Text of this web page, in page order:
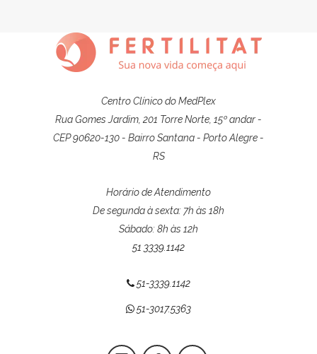
Centro Clínico do MedPlex
Rua Gomes Jardim, 201 Torre Norte, 15º andar -
CEP 90620-130 - Bairro Santana - Porto Alegre -
RS
Horário de Atendimento
De segunda à sexta: 7h às 18h
Sábado: 8h às 12h
51 3339.1142
51-3339.1142
51-3017.5363